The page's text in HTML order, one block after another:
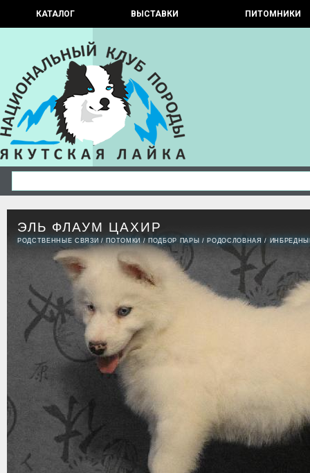
КАТАЛОГ ВЫСТАВКИ ПИТОМНИКИ
ЭЛЬ ФЛАУМ ЦАХИР
РОДСТВЕННЫЕ СВЯЗИ / ПОТОМКИ / ПОДБОР ПАРЫ / РОДОСЛОВНАЯ /